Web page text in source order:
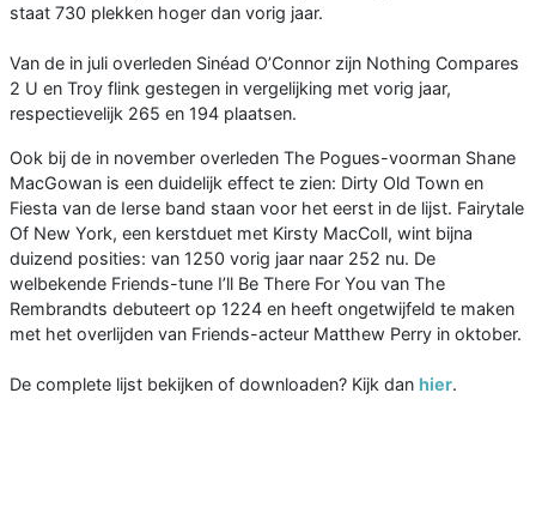
staat 730 plekken hoger dan vorig jaar.
Van de in juli overleden Sinéad O’Connor zijn Nothing Compares
2 U en Troy flink gestegen in vergelijking met vorig jaar,
respectievelijk 265 en 194 plaatsen.
Ook bij de in november overleden The Pogues-voorman Shane
MacGowan is een duidelijk effect te zien: Dirty Old Town en
Fiesta van de Ierse band staan voor het eerst in de lijst. Fairytale
Of New York, een kerstduet met Kirsty MacColl, wint bijna
duizend posities: van 1250 vorig jaar naar 252 nu. De
welbekende Friends-tune I’ll Be There For You van The
Rembrandts debuteert op 1224 en heeft ongetwijfeld te maken
met het overlijden van Friends-acteur Matthew Perry in oktober.
De complete lijst bekijken of downloaden? Kijk dan hier.